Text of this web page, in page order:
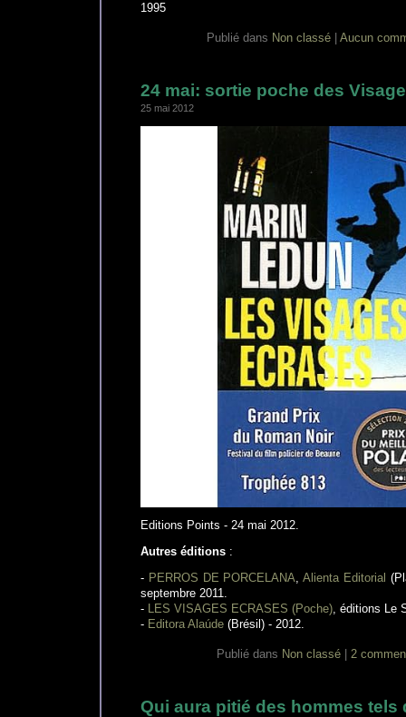
1995
Publié dans Non classé Aucun
24 mai: sortie poche des
25 mai 2012
Editions Points - 24 mai 2012.
Autres éditions :
- PERROS DE PORCELANA ,Alienta Editorial
septembre 2011.
-
LES VISAGES ECRASES (Poche) , éditions Le
- Editora Alaúde (Brésil) - 2012.
Publié dans Non classé 2
Qui aura pitié des hommes tels